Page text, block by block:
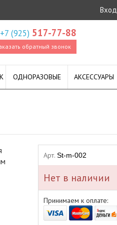
Вход
+7 (925) 517-77-88
обратный звонок
ОДНОРАЗОВЫЕ АКСЕССУАРЫ
Арт. St-m-002
Нет в наличии
Принимаем к оплате: